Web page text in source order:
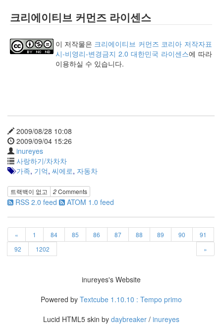
크리에이티브 커먼즈 라이센스
이 저작물은 크리에이티브 커먼즈 코리아 저작자표
시-비영리-변경금지 2.0 대한민국 라이센스에 따라
이용하실 수 있습니다.
2009/08/28 10:08
2009/09/04 15:26
inureyes
사랑하기/차차차
가족, 기억, 씨에로, 자동차
트랙백이 없고 2Comments
RSS 2.0 feed ATOM 1.0 feed
« 1 84 85 86 87 88 89 90
91
92
1202 »
스
기
세
상,
사
로
그
정
비
병
레
윈
의
사
playground
inureyes's Website
Powered by Textcube 1.10.10 : Tempo primo
Lucid HTML5 skin by daybreaker/ inureyes